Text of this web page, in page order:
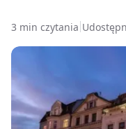
3 min czytania